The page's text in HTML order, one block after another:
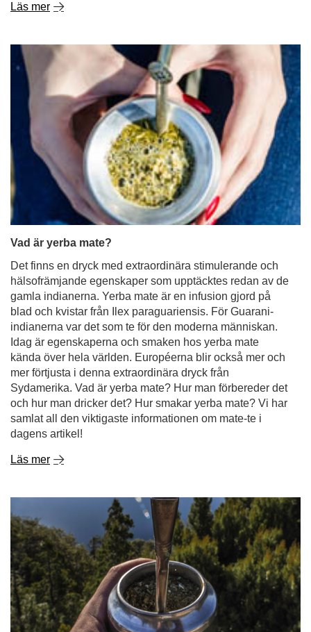
Läs mer
Vad är yerba mate?
Det finns en dryck med extraordinära stimulerande och
hälsofrämjande egenskaper som upptäcktes redan av de
gamla indianerna. Yerba mate är en infusion gjord på
blad och kvistar från Ilex paraguariensis. För Guarani-
indianerna var det som te för den moderna människan.
Idag är egenskaperna och smaken hos yerba mate
kända över hela världen. Européerna blir också mer och
mer förtjusta i denna extraordinära dryck från
Sydamerika. Vad är yerba mate? Hur man förbereder det
och hur man dricker det? Hur smakar yerba mate? Vi har
samlat all den viktigaste informationen om mate-te i
dagens artikel!
Läs mer